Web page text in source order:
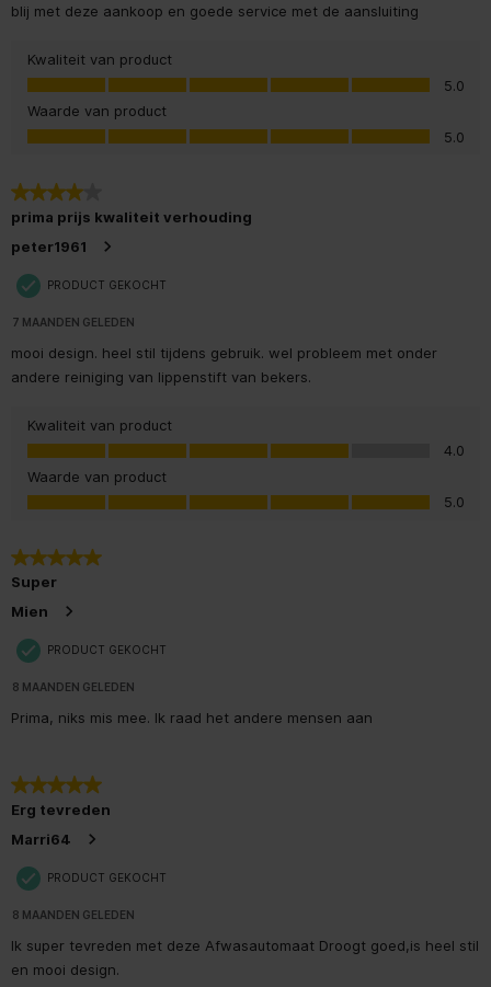
Materiaal kuip Roestvrij staal
Verstelbaar bovenrek
Voer de
maximumtemperatuur voor
afwassen in
65 °C
Minimumtemperatuur voor
afwassen
Maximumtemperatuur
Beschrijving
waterbeveiligingssysteem
Waterontharder
Warm- en koudwatertoevoer
Intensieve afwascapaciteit
beschikbaar
Halve lading beschikbaar
onderrek
Maximale diameter servies
bovenrek
blij met deze aankoop en goede service met de aansluiting
Kwaliteit van product
Kwaliteit van product, 5.0 van 5
5.0
Waarde van product
Waarde van product, 5.0 van 5
5.0
4 van 5 sterren.
prima prijs kwaliteit verhouding
peter1961
PRODUCT GEKOCHT
7 MAANDEN GELEDEN
mooi design. heel stil tijdens gebruik. wel probleem met onder
andere reiniging van lippenstift van bekers.
Kwaliteit van product
Kwaliteit van product, 4.0 van 5
4.0
Waarde van product
Waarde van product, 5.0 van 5
5.0
5 van 5 sterren.
Super
Mien
PRODUCT GEKOCHT
8 MAANDEN GELEDEN
Prima, niks mis mee. Ik raad het andere mensen aan
5 van 5 sterren.
Erg tevreden
Marri64
PRODUCT GEKOCHT
8 MAANDEN GELEDEN
Ik super tevreden met deze Afwasautomaat Droogt goed,is heel stil
en mooi design.